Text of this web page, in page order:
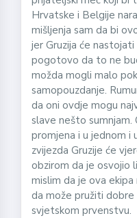
Hrvatske i Belgije
mišljenja sam da bi
jer Gruzija će
pogotovo da to ne
možda mogli malo
samopouzdanje.
da oni ovdje mogu
slave nešto sumnjam.
promjena i u jednom i
zvijezda Gruzije će
obzirom da je osvojio
mislim da je ova
da može pružiti
svjetskom prvenstvu.